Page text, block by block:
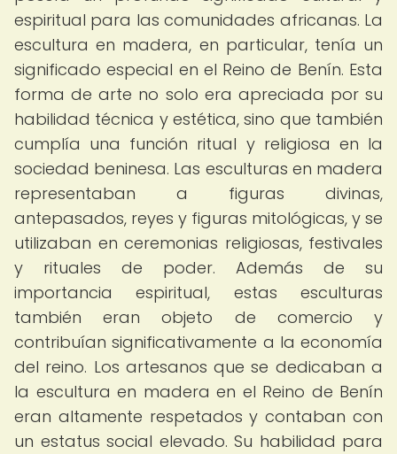
espiritual para las comunidades africanas. La
escultura en madera, en particular, tenía un
significado especial en el Reino de Benín. Esta
forma de arte no solo era apreciada por su
habilidad técnica y estética, sino que también
cumplía una función ritual y religiosa en la
sociedad beninesa. Las esculturas en madera
representaban a figuras divinas,
antepasados, reyes y figuras mitológicas, y se
utilizaban en ceremonias religiosas, festivales
y rituales de poder. Además de su
importancia espiritual, estas esculturas
también eran objeto de comercio y
contribuían significativamente a la economía
del reino. Los artesanos que se dedicaban a
la escultura en madera en el Reino de Benín
eran altamente respetados y contaban con
un estatus social elevado. Su habilidad para